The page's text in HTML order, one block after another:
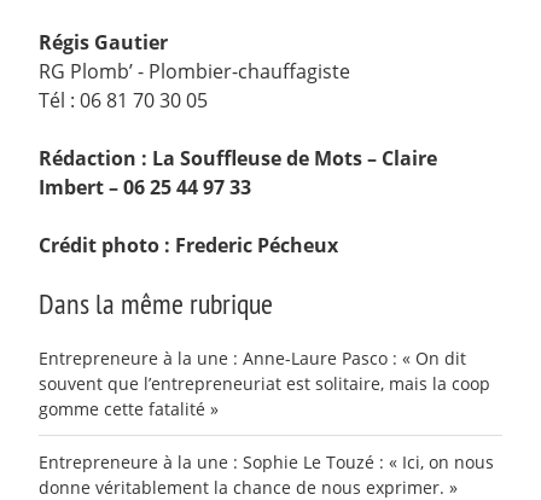
Régis Gautier
RG Plomb’ - Plombier-chauffagiste
Tél : 06 81 70 30 05
Rédaction : La Souffleuse de Mots – Claire
Imbert – 06 25 44 97 33
Crédit photo : Frederic Pécheux
Dans la même rubrique
Entrepreneure à la une : Anne-Laure Pasco : « On dit
souvent que l’entrepreneuriat est solitaire, mais la coop
gomme cette fatalité »
Entrepreneure à la une : Sophie Le Touzé : « Ici, on nous
donne véritablement la chance de nous exprimer. »